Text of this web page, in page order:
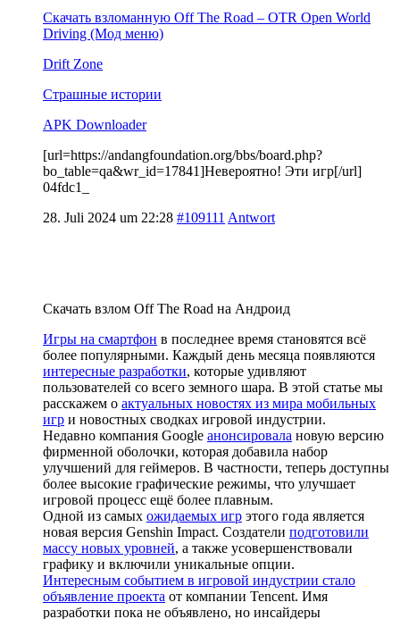
Скачать взломанную Off The Road – OTR Open World
Driving (Мод меню)
Drift Zone
Страшные истории
APK Downloader
[url=https://andangfoundation.org/bbs/board.php?
bo_table=qa&wr_id=17841]Невероятно! Эти игр[/url]
04fdc1_
28. Juli 2024 um 22:28 #109111 Antwort
Скачать взлом Off The Road на Андроид
Игры на смартфон в последнее время становятся всё
более популярными. Каждый день месяца появляются
интересные разработки, которые удивляют
пользователей со всего земного шара. В этой статье мы
расскажем о актуальных новостях из мира мобильных
игр и новостных сводках игровой индустрии.
Недавно компания Google анонсировала новую версию
фирменной оболочки, которая добавила набор
улучшений для геймеров. В частности, теперь доступны
более высокие графические режимы, что улучшает
игровой процесс ещё более плавным.
Одной из самых ожидаемых игр этого года является
новая версия Genshin Impact. Создатели подготовили
массу новых уровней, а также усовершенствовали
графику и включили уникальные опции.
Интересным событием в игровой индустрии стало
объявление проекта от компании Tencent. Имя
разработки пока не объявлено, но инсайдеры